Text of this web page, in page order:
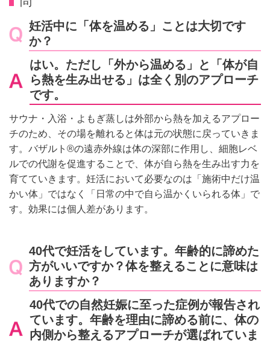
妊活中に「体を温める」ことは大切です
か？
はい。ただし「外から温める」と「体が自
ら熱を生み出せる」は全く別のアプローチ
です。
サウナ・入浴・よもぎ蒸しは外部から熱を加えるアプロー
チのため、その場を離れると体は元の状態に戻っていきま
す。バザルト®の遠赤外線は体の深部に作用し、細胞レベ
ルでの代謝を促進することで、体が自ら熱を生み出す力を
育てていきます。妊活において必要なのは「施術中だけ温
かい体」ではなく「日常の中で自ら温かくいられる体」で
す。効果には個人差があります。
40代で妊活をしています。年齢的に諦めた
方がいいですか？体を整えることに意味は
ありますか？
40代での自然妊娠に至った症例が報告され
ています。年齢を理由に諦める前に、体の
内側から整えるアプローチが選ばれていま